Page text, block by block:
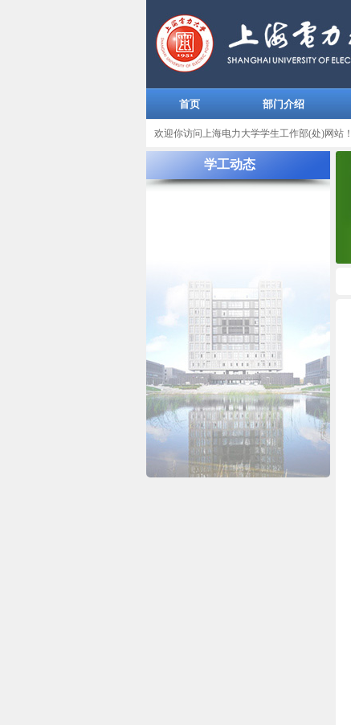
首页 部门介绍
欢迎你访问上海电力大学学生工作部(处)网站！
学工动态